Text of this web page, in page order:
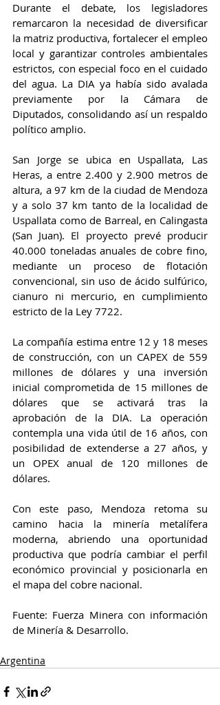
Durante el debate, los legisladores
remarcaron la necesidad de diversificar
la matriz productiva, fortalecer el empleo
local y garantizar controles ambientales
estrictos, con especial foco en el cuidado
del agua. La DIA ya había sido avalada
previamente por la Cámara de
Diputados, consolidando así un respaldo
político amplio.
San Jorge se ubica en Uspallata, Las
Heras, a entre 2.400 y 2.900 metros de
altura, a 97 km de la ciudad de Mendoza
y a solo 37 km tanto de la localidad de
Uspallata como de Barreal, en Calingasta
(San Juan). El proyecto prevé producir
40.000 toneladas anuales de cobre fino,
mediante un proceso de flotación
convencional, sin uso de ácido sulfúrico,
cianuro ni mercurio, en cumplimiento
estricto de la Ley 7722.
La compañía estima entre 12 y 18 meses
de construcción, con un CAPEX de 559
millones de dólares y una inversión
inicial comprometida de 15 millones de
dólares que se activará tras la
aprobación de la DIA. La operación
contempla una vida útil de 16 años, con
posibilidad de extenderse a 27 años, y
un OPEX anual de 120 millones de
dólares.
Con este paso, Mendoza retoma su
camino hacia la minería metalífera
moderna, abriendo una oportunidad
productiva que podría cambiar el perfil
económico provincial y posicionarla en
el mapa del cobre nacional.
Fuente: Fuerza Minera con información
de Minería & Desarrollo.
Argentina